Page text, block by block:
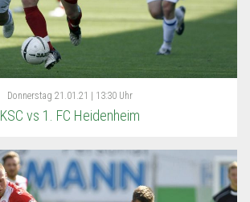
Donnerstag 21.01.21 | 13:30 Uhr
KSC vs 1. FC Heidenheim